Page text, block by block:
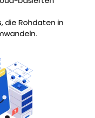
die Rohdaten in